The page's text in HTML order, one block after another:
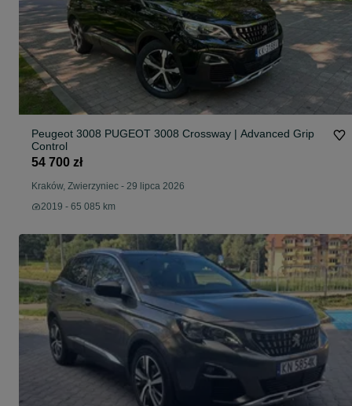
Peugeot 3008 PUGEOT 3008 Crossway | Advanced Grip
Control
54 700 zł
Kraków, Zwierzyniec - 29 lipca 2026
2019 - 65 085 km